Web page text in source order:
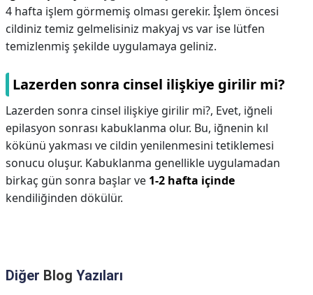
4 hafta işlem görmemiş olması gerekir. İşlem öncesi
cildiniz temiz gelmelisiniz makyaj vs var ise lütfen
temizlenmiş şekilde uygulamaya geliniz.
Lazerden sonra cinsel ilişkiye girilir mi?
Lazerden sonra cinsel ilişkiye girilir mi?, Evet, iğneli
epilasyon sonrası kabuklanma olur. Bu, iğnenin kıl
kökünü yakması ve cildin yenilenmesini tetiklemesi
sonucu oluşur. Kabuklanma genellikle uygulamadan
birkaç gün sonra başlar ve 1-2 hafta içinde
kendiliğinden dökülür.
Diğer Blog Yazıları